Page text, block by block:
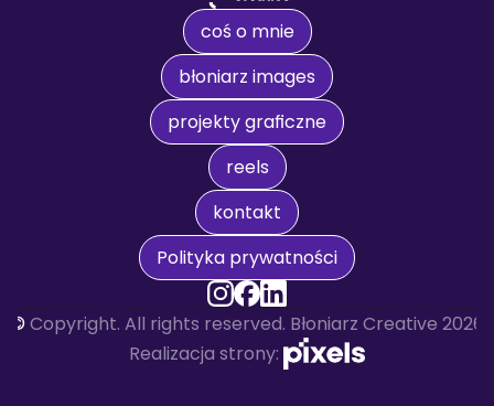
coś o mnie
błoniarz images
projekty graficzne
reels
kontakt
Polityka prywatności
© Copyright. All rights reserved. Błoniarz Creative 2026
Realizacja strony: